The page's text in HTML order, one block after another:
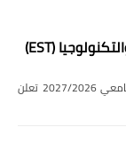
إعلان وظائف المصرية للعلوم والتكنولوجيا (EST)
إعلان وظائف المصرية للعلوم والتكنولوجيا (EST) العام الجامعي 2027/2026 تعلن